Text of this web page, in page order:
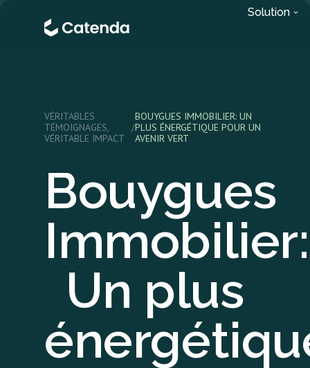
Solution
VÉRITABLES
TÉMOIGNAGES,
VÉRITABLE IMPACT
/
BOUYGUES IMMOBILIER: UN
PLUS ÉNERGÉTIQUE POUR UN
AVENIR VERT
Bouygues
Immobilier:
Un plus